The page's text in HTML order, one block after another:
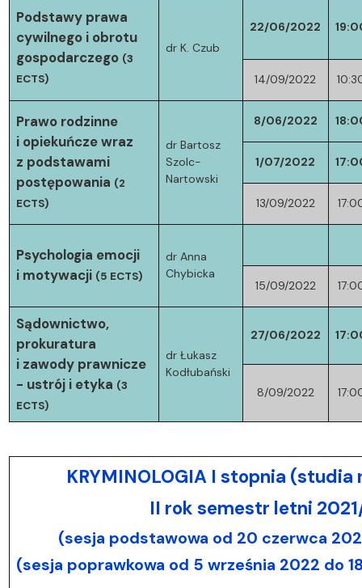
Podstawy prawa
cywilnego i obrotu
gospodarczego (3
ECTS)
dr K. Czub
22/06/2022
14/09/2022
Prawo rodzinne
i opiekuńcze wraz
z podstawami
postępowania (2
ECTS)
dr Bartosz
Szolc-
Nartowski
8/06/2022
1/07/2022
13/09/2022
Psychologia emocji
i motywacji (5 ECTS)
dr Anna
Chybicka
15/09/2022
Sądownictwo,
prokuratura
i zawody prawnicze
- ustrój i etyka (3
ECTS)
dr Łukasz
Kodłubański
27/06/2022
8/09/2022
KRYMINOLOGIA I stopnia
II rok semestr letni
(sesja podstawowa od 20 czerwca
(sesja poprawkowa od 5 września 2022 do